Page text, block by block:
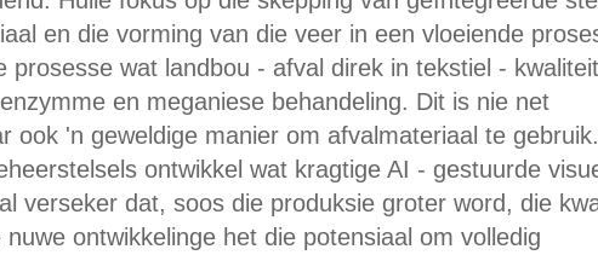
en die vorming van die veer in een vloeiende
prosesse wat landbou - afval direk in tekstiel - kwaliteit
en meganiese behandeling. Dit is nie net
ook 'n geweldige manier om afvalmateriaal te gebruik.
ontwikkel wat kragtige AI - gestuurde
verseker dat, soos die produksie groter word, die
ontwikkelinge het die potensiaal om volledig